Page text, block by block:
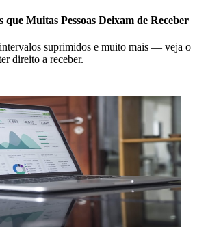
Muitas Pessoas Deixam de Receber
suprimidos e muito mais — veja o
direito a receber.